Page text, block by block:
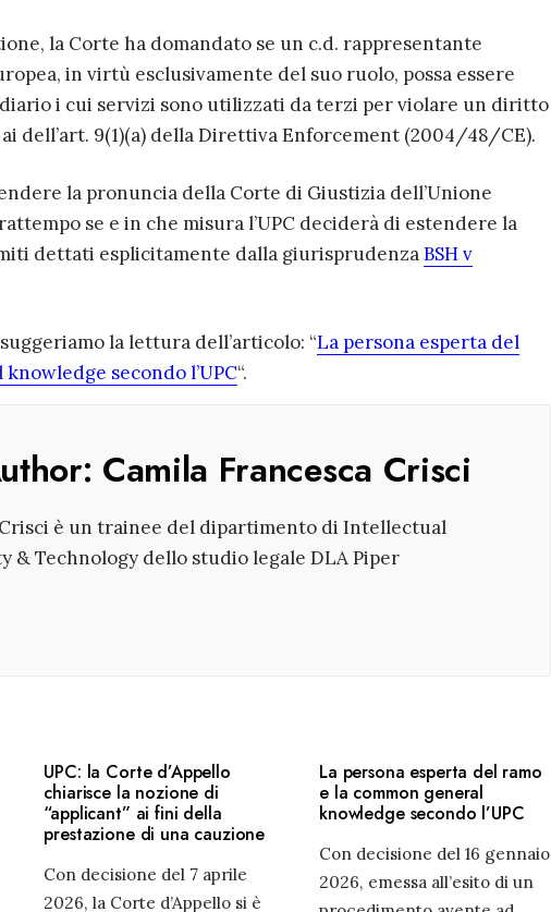
la Corte ha domandato se un c.d. rappresentante
in virtù esclusivamente del suo ruolo, possa essere
i cui servizi sono utilizzati da terzi per violare un diritto
dell’art. 9(1)(a) della Direttiva Enforcement (2004/48/CE).
la pronuncia della Corte di Giustizia dell’Unione
se e in che misura l’UPC deciderà di estendere la
dettati esplicitamente dalla giurisprudenzaBSH v
la lettura dell’articolo: “La persona esperta del
secondo l’UPC“.
Camila Francesca Crisci
è un trainee del dipartimento di Intellectual
& Technology dello studio legale DLA Piper
UPC: la Corte d’Appello
chiarisce la nozione di
“applicant” ai fini della
prestazione di una cauzione
Con decisione del 7 aprile
2026, la Corte d’Appello si è
La persona esperta del ramo
e la common general
knowledge secondo l’UPC
Con decisione del 16 gennaio
2026, emessa all’esito di un